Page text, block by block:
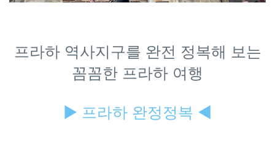
프라하 역사지구를 완전 정복해 보는
꼼꼼한 프라하 여행
▶ 프라하 완정정복 ◀